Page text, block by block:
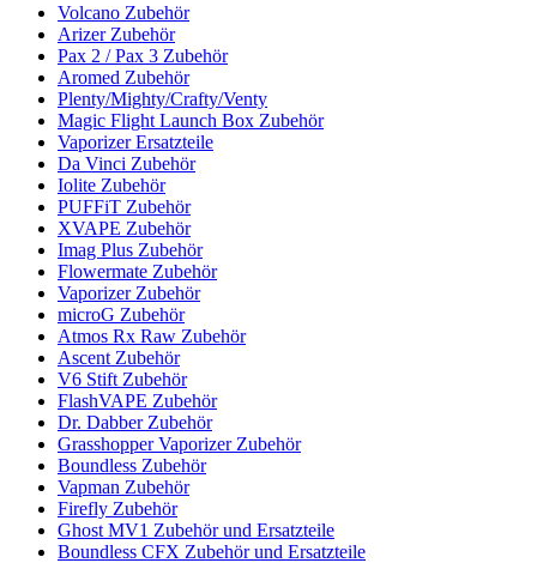
Volcano Zubehör
Arizer Zubehör
Pax 2 / Pax 3 Zubehör
Aromed Zubehör
Plenty/Mighty/Crafty/Venty
Magic Flight Launch Box Zubehör
Vaporizer Ersatzteile
Da Vinci Zubehör
Iolite Zubehör
PUFFiT Zubehör
XVAPE Zubehör
Imag Plus Zubehör
Flowermate Zubehör
Vaporizer Zubehör
microG Zubehör
Atmos Rx Raw Zubehör
Ascent Zubehör
V6 Stift Zubehör
FlashVAPE Zubehör
Dr. Dabber Zubehör
Grasshopper Vaporizer Zubehör
Boundless Zubehör
Vapman Zubehör
Firefly Zubehör
Ghost MV1 Zubehör und Ersatzteile
Boundless CFX Zubehör und Ersatzteile